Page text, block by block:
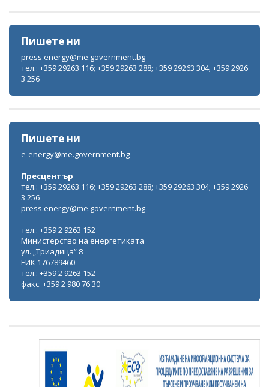
Пишете ни
press.energy@me.government.bg
тел.: +359 29263 116; +359 29263 288; +359 29263 304; +359 2926
3 256
Пишете ни
e-energy@me.government.bg
Пресцентър
тел.: +359 29263 116; +359 29263 288; +359 29263 304; +359 2926
3 256
press.energy@me.government.bg
тел.: +359 2 9263 152
Министерство на енергетиката
ул. „Триадица“ 8
ЕИК 176789460
тел.: +359 2 9263 152
факс: +359 2 980 76 30